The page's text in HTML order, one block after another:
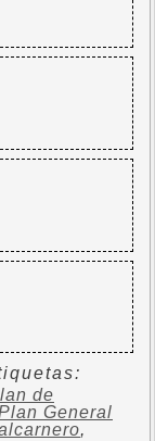
de
General
,